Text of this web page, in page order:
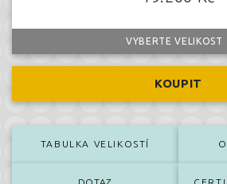
VYBERTE VELIKOST
KOUPIT
TABULKA VELIKOSTÍ